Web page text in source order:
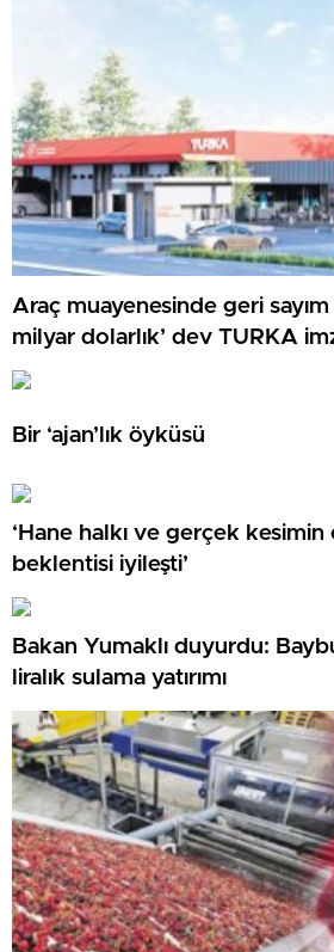
Araç muayenesinde geri sayım
milyar dolarlık’ dev TURKA
Bir ‘ajan’lık öyküsü
‘Hane halkı ve gerçek kesimin
beklentisi iyileşti’
Bakan Yumaklı duyurdu:
liralık sulama yatırımı